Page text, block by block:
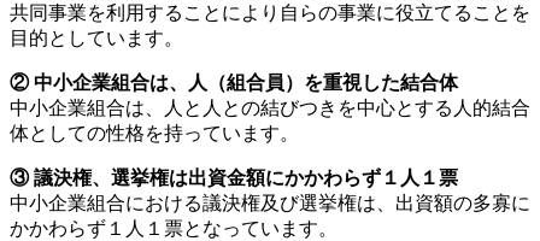
共同事業を利用することにより自らの事業に役立てることを
目的としています。
② 中小企業組合は、人（組合員）を重視した結合体
中小企業組合は、人と人との結びつきを中心とする人的結合
体としての性格を持っています。
③ 議決権、選挙権は出資金額にかかわらず１人１票
中小企業組合における議決権及び選挙権は、出資額の多寡に
かかわらず１人１票となっています。